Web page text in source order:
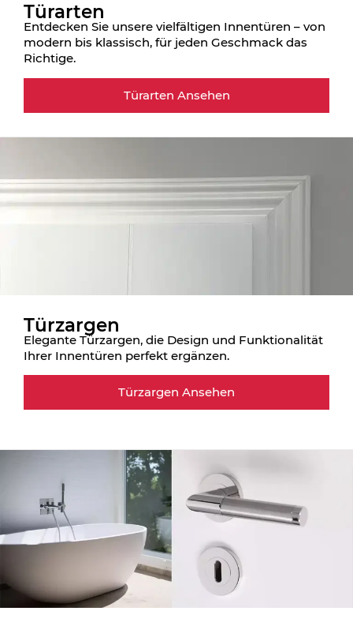
Türarten
Entdecken Sie unsere vielfältigen Innentüren – von
modern bis klassisch, für jeden Geschmack das
Richtige.
Türarten Ansehen
Türzargen
Elegante Türzargen, die Design und Funktionalität
Ihrer Innentüren perfekt ergänzen.
Türzargen Ansehen